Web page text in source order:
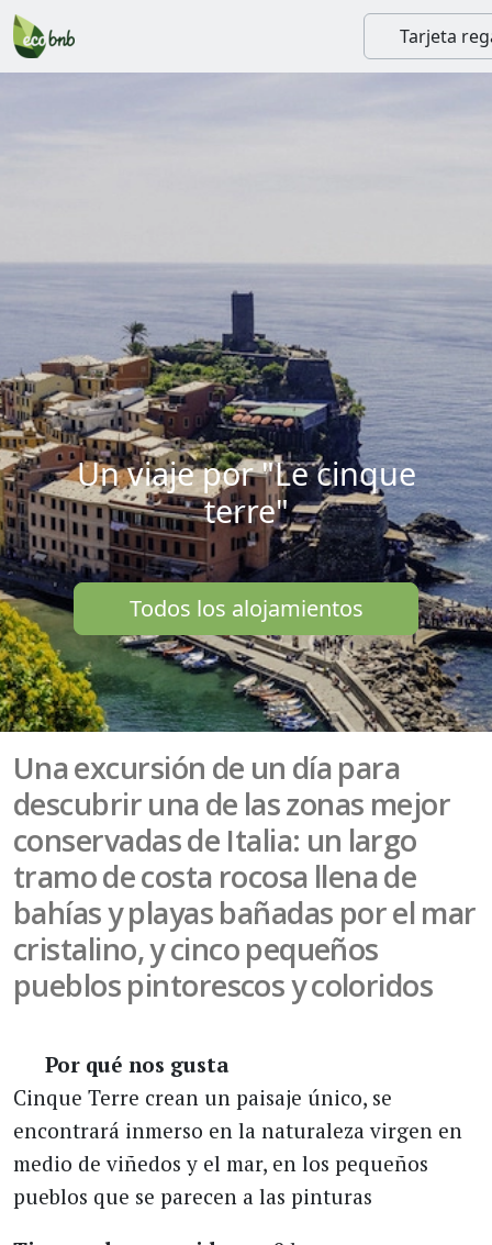
Tarjeta
Un viaje por "Le cinque
terre"
Todos los alojamientos
Una excursión de un día para
descubrir una de las zonas mejor
conservadas de Italia: un largo
tramo de costa rocosa llena de
bahías y playas bañadas por el mar
cristalino, y cinco pequeños
pueblos pintorescos y coloridos
Por qué nos gusta
Cinque Terre crean un paisaje único, se
encontrará inmerso en la naturaleza virgen en
medio de viñedos y el mar, en los pequeños
pueblos que se parecen a las pinturas